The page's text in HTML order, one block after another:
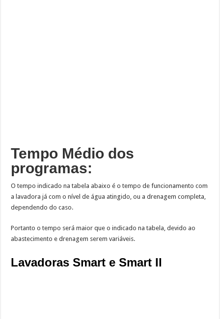
Tempo Médio dos
programas:
O tempo indicado na tabela abaixo é o tempo de funcionamento com
a lavadora já com o nível de água atingido, ou a drenagem completa,
dependendo do caso.
Portanto o tempo será maior que o indicado na tabela, devido ao
abastecimento e drenagem serem variáveis.
Lavadoras Smart e Smart II